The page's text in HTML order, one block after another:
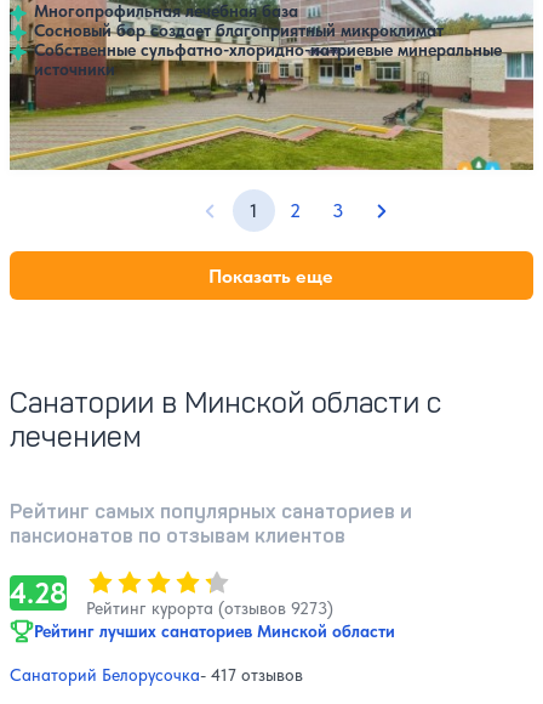
Многопрофильная лечебная база
Сосновый бор создает благоприятный микроклимат
Собственные сульфатно-хлоридно-натриевые минеральные
источники
Профилей лечения:7 Крытый бассейн SPA
Предыдущая страница
1 2 3 Следующая
Показать еще
Санатории в Минской области с
лечением
Рейтинг самых популярных санаториев и
пансионатов по отзывам клиентов
4.28 Оценка, количество звезд:
Рейтинг курорта (отзывов 9273)
Рейтинг лучших санаториев Минской области
Санаторий Белорусочка- 417 отзывов